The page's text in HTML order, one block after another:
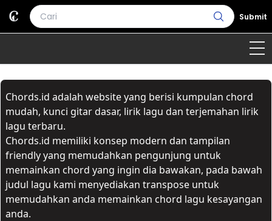
Submit
Home
Genre Country Bahasa Daerah
Lagu Umum
Terjemahan
Daftar Isi
Chords.id adalah website yang berisi kumpulan chord
mudah, kunci gitar dasar, lirik lagu dan terjemahan lirik
lagu terbaru.
Chords.id memiliki konsep modern dan tampilan
friendly yang memudahkan pengunjung untuk
memainkan chord yang ingin dia bawakan, pada bawah
judul lagu kami menyediakan transpose untuk
memudahkan anda memainkan chord lagu kesayangan
anda.